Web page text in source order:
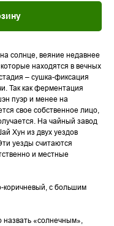
солнце, веяние недавнее
находятся в вечных
– сушка-фиксация
Так как ферментация
пуэр и менее на
свое собственное лицо,
На чайный завод
Хун из двух уездов
уезды считаются
и местные
коричневый, с большим
назвать «солнечным»,